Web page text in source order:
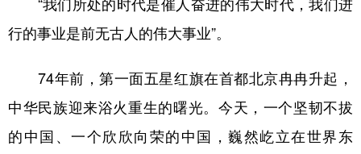
行的事业是前无古人的伟大事业”。
74年前，第一面五星红旗在首都北京冉冉升起，
中华民族迎来浴火重生的曙光。今天，一个坚韧不拔
的中国、一个欣欣向荣的中国，巍然屹立在世界东